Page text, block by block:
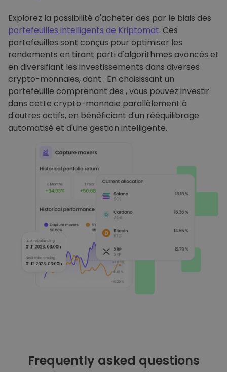
Explorez la possibilité d'acheter des par le biais des
portefeuilles intelligents de Kriptomat. Ces
portefeuilles sont conçus pour optimiser les
rendements en tirant parti d'algorithmes avancés et
en diversifiant les investissements dans diverses
crypto-monnaies, dont . En choisissant un
portefeuille comprenant des , vous pouvez investir
dans cette crypto-monnaie parallèlement à
d'autres actifs, en bénéficiant d'un rééquilibrage
automatisé et d'une gestion intelligente.
Frequently asked questions